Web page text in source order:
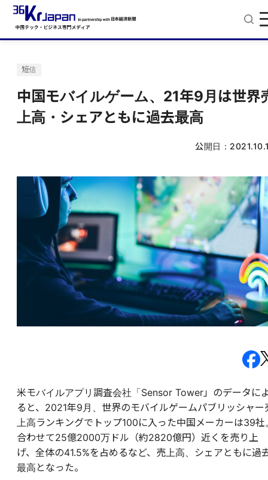
短信
中国モバイルゲーム、21年9月は世界
上高・シェアともに過去最高
公開日：
米モバイルアプリ調査会社「Sensor Tower」のデータに
ると、2021年9月、世界のモバイルゲームパブリッシャー
上高ランキングでトップ100に入った中国メーカーは39社
合わせて25億2000万ドル（約2820億円）近くを売り上
げ、全体の41.5%を占めるなど、売上高、シェアともに過
最高となった。